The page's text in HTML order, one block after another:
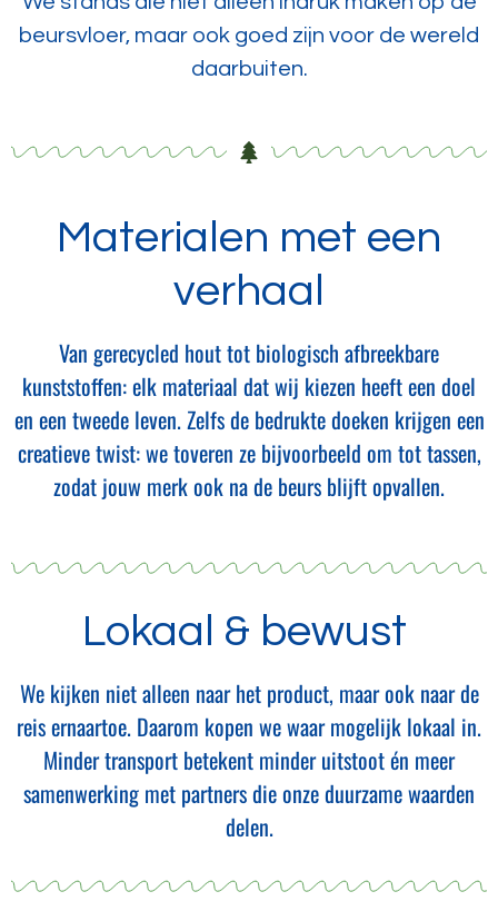
beursvloer, maar ook goed zijn voor de wereld
daarbuiten.
Materialen met een
verhaal
Van gerecycled hout tot biologisch afbreekbare
kunststoffen: elk materiaal dat wij kiezen heeft een doel
en een tweede leven. Zelfs de bedrukte doeken krijgen een
creatieve twist: we toveren ze bijvoorbeeld om tot tassen,
zodat jouw merk ook na de beurs blijft opvallen.
Lokaal & bewust
We kijken niet alleen naar het product, maar ook naar de
reis ernaartoe. Daarom kopen we waar mogelijk lokaal in.
Minder transport betekent minder uitstoot én meer
samenwerking met partners die onze duurzame waarden
delen.